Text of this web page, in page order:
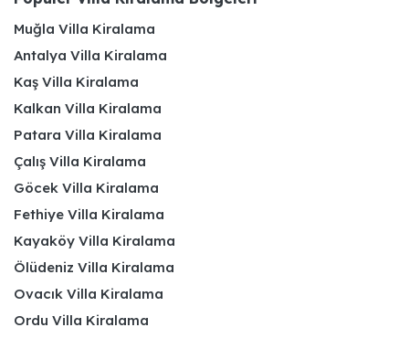
Muğla Villa Kiralama
Antalya Villa Kiralama
Kaş Villa Kiralama
Kalkan Villa Kiralama
Patara Villa Kiralama
Çalış Villa Kiralama
Göcek Villa Kiralama
Fethiye Villa Kiralama
Kayaköy Villa Kiralama
Ölüdeniz Villa Kiralama
Ovacık Villa Kiralama
Ordu Villa Kiralama